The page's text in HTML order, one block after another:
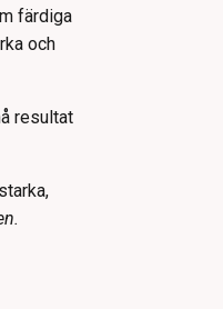
färdiga
och
resultat